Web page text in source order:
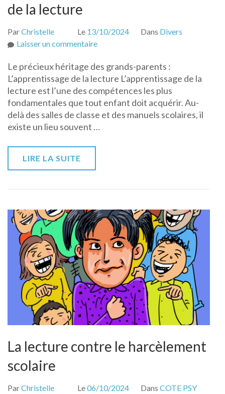
de la lecture
ParChristelle Le 13/10/2024 Dans Divers
Laisser un commentairesur
parents
et
apprentissage
de
la
lecture
Le précieux héritage des grands-parents :
L’apprentissage de la lecture L’apprentissage de la
lecture est l’une des compétences les plus
fondamentales que tout enfant doit acquérir. Au-
delà des salles de classe et des manuels scolaires, il
existe un lieu souvent …
LIRE LA SUITE
La lecture contre le harcèlement
scolaire
ParChristelle Le06/10/2024 Dans COTE PSY